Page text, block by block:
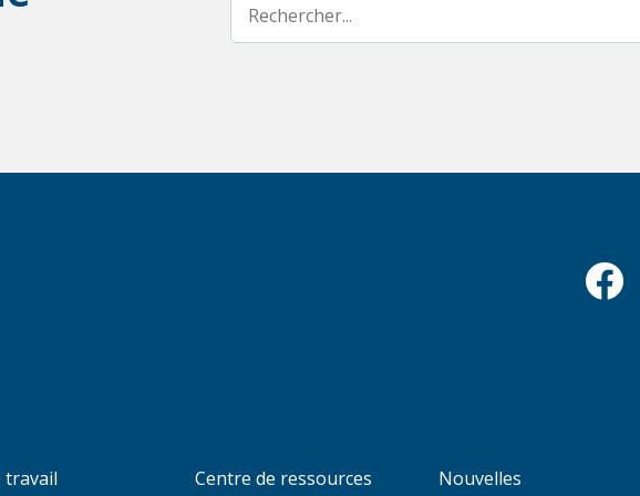
Centre de ressources
Nouvelles